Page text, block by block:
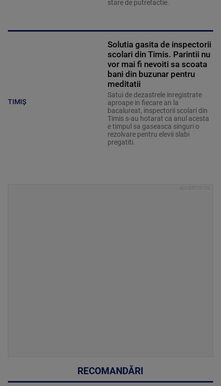
stare de putrefactie.
TIMIȘ
Solutia gasita de inspectorii
scolari din Timis. Parintii nu
vor mai fi nevoiti sa scoata
bani din buzunar pentru
meditatii
Satui de dezastrele inregistrate
aproape in fiecare an la
bacalureat, inspectorii scolari din
Timis s-au hotarat ca anul acesta
e timpul sa gaseasca singuri o
rezolvare pentru elevii slabi
pregatiti.
RECOMANDĂRI